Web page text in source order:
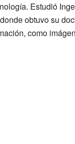
Estudió
obtuvo su
como